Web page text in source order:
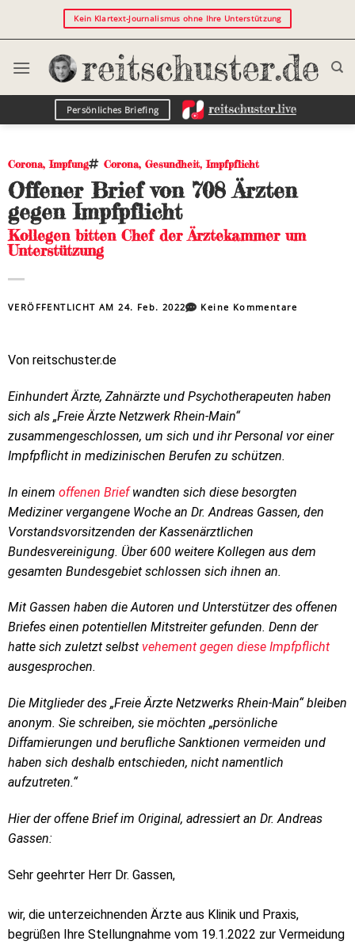
Kein Klartext-Journalismus ohne Ihre Unterstützung
Persönliches Briefing
Corona,Impfung Corona, Gesundheit,Impfpflicht
Offener Brief von 708 Ärzten
gegen Impfpflicht
Kollegen bitten Chef der Ärztekammer um
Unterstützung
VERÖFFENTLICHT AM24. Feb. 2022 Keine Kommentare
Von reitschuster.de
Einhundert Ärzte, Zahnärzte und Psychotherapeuten haben
sich als „Freie Ärzte Netzwerk Rhein-Main“
zusammengeschlossen, um sich und ihr Personal vor einer
Impfpflicht in medizinischen Berufen zu schützen.
In einem offenen Briefwandten sich diese besorgten
Mediziner vergangene Woche an Dr. Andreas Gassen, den
Vorstandsvorsitzenden der Kassenärztlichen
Bundesvereinigung. Über 600 weitere Kollegen aus dem
gesamten Bundesgebiet schlossen sich ihnen an.
Mit Gassen haben die Autoren und Unterstützer des offenen
Briefes einen potentiellen Mitstreiter gefunden. Denn der
hatte sich zuletzt selbst vehement gegen diese Impfpflicht
ausgesprochen.
Die Mitglieder des „Freie Ärzte Netzwerks Rhein-Main“ bleiben
anonym. Sie schreiben, sie möchten „persönliche
Diffamierungen und berufliche Sanktionen vermeiden und
haben sich deshalb entschieden, nicht namentlich
aufzutreten.“
Hier der offene Brief im Original, adressiert an Dr. Andreas
Gassen:
Sehr geehrter Herr Dr. Gassen,
wir, die unterzeichnenden Ärzte aus Klinik und Praxis,
begrüßen Ihre Stellungnahme vom 19.1.2022 zur Vermeidung